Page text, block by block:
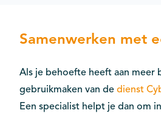
Samenwerken met
Als je behoefte heeft aan meer
gebruikmaken van de dienst
Een specialist helpt je dan om